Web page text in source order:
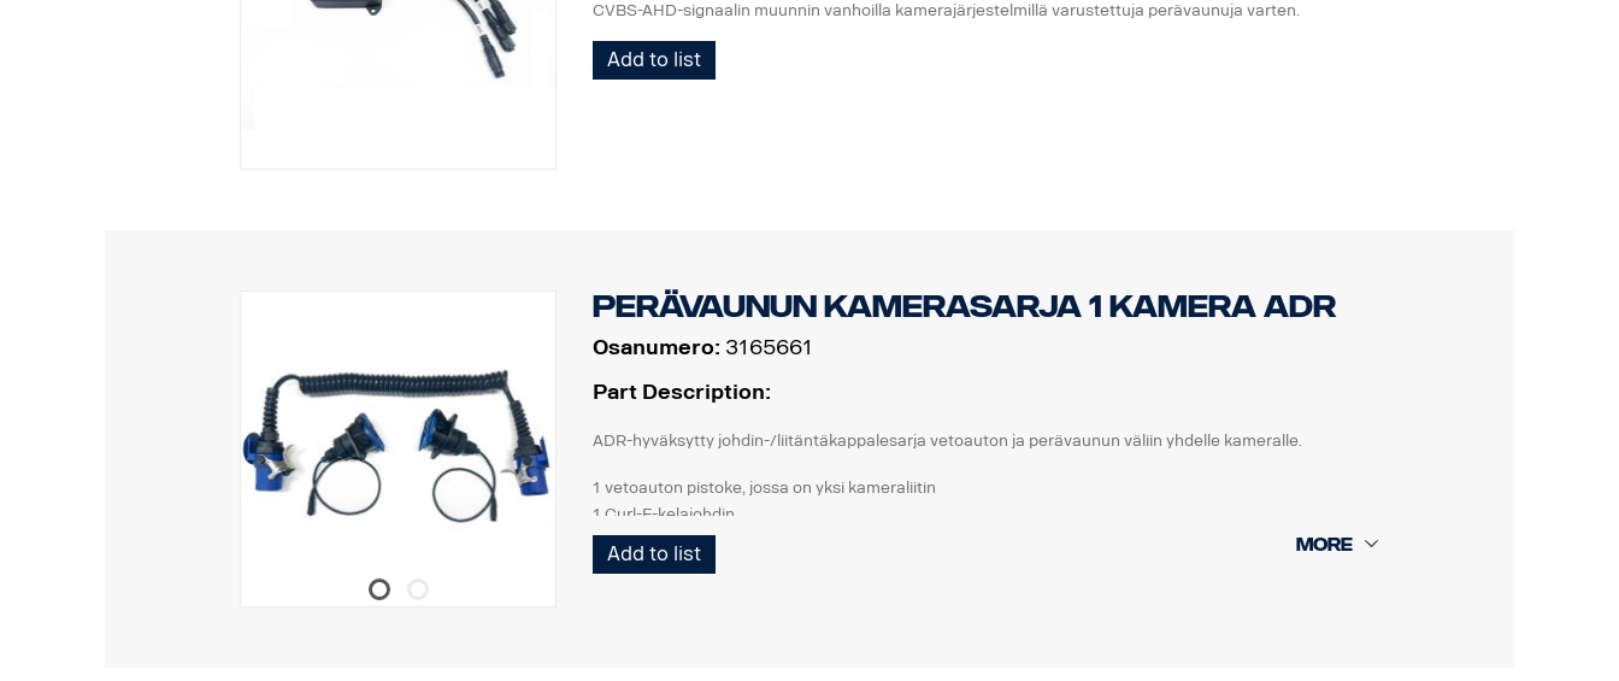
CVBS-AHD-signaalin muunnin vanhoilla kamerajärjestelmillä varustettuja perävaunuja varten.
Add to list
Perävaunun kamerasarja 1 kamera ADR
Osanumero: 3165661
Part Description:
ADR-hyväksytty johdin-/liitäntäkappalesarja vetoauton ja perävaunun väliin yhdelle kameralle.
1 vetoauton pistoke, jossa on yksi kameraliitin
1 Curl-E-kelajohdin
1 perävaunun pistoke, jossa on yksi kameraliitin
Add to list